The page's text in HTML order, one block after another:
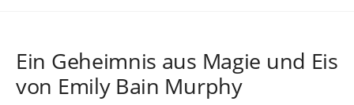
Ein Geheimnis aus Magie und Eis
von Emily Bain Murphy